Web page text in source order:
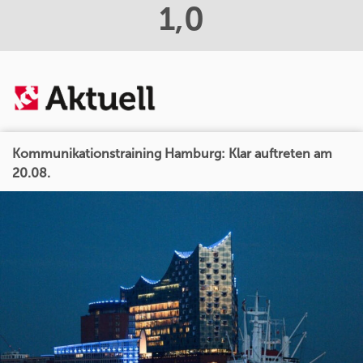
1,0
Kommunikationstraining Hamburg: Klar auftreten am
20.08.